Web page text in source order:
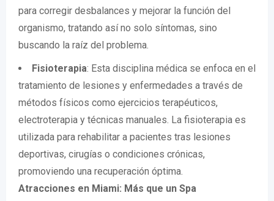
para corregir desbalances y mejorar la función del
organismo, tratando así no solo síntomas, sino
buscando la raíz del problema.
Fisioterapia: Esta disciplina médica se enfoca en el
tratamiento de lesiones y enfermedades a través de
métodos físicos como ejercicios terapéuticos,
electroterapia y técnicas manuales. La fisioterapia es
utilizada para rehabilitar a pacientes tras lesiones
deportivas, cirugías o condiciones crónicas,
promoviendo una recuperación óptima.
Atracciones en Miami: Más que un Spa